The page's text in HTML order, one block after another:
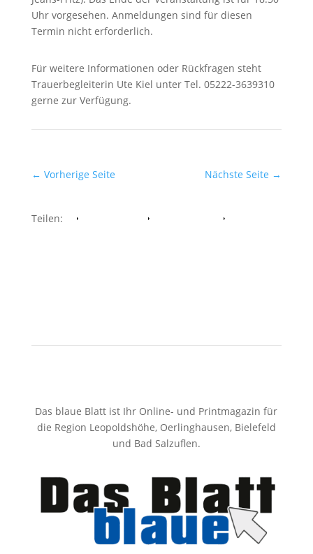
Uhr vorgesehen. Anmeldungen sind für diesen
Termin nicht erforderlich.
Für weitere Informationen oder Rückfragen steht
Trauerbegleiterin Ute Kiel unter Tel. 05222-3639310
gerne zur Verfügung.
← Vorherige Seite Nächste Seite →
Teilen: Facebook Whatsapp Twitter
Das blaue Blatt ist Ihr Online- und Printmagazin für
die Region Leopoldshöhe, Oerlinghausen, Bielefeld
und Bad Salzuflen.